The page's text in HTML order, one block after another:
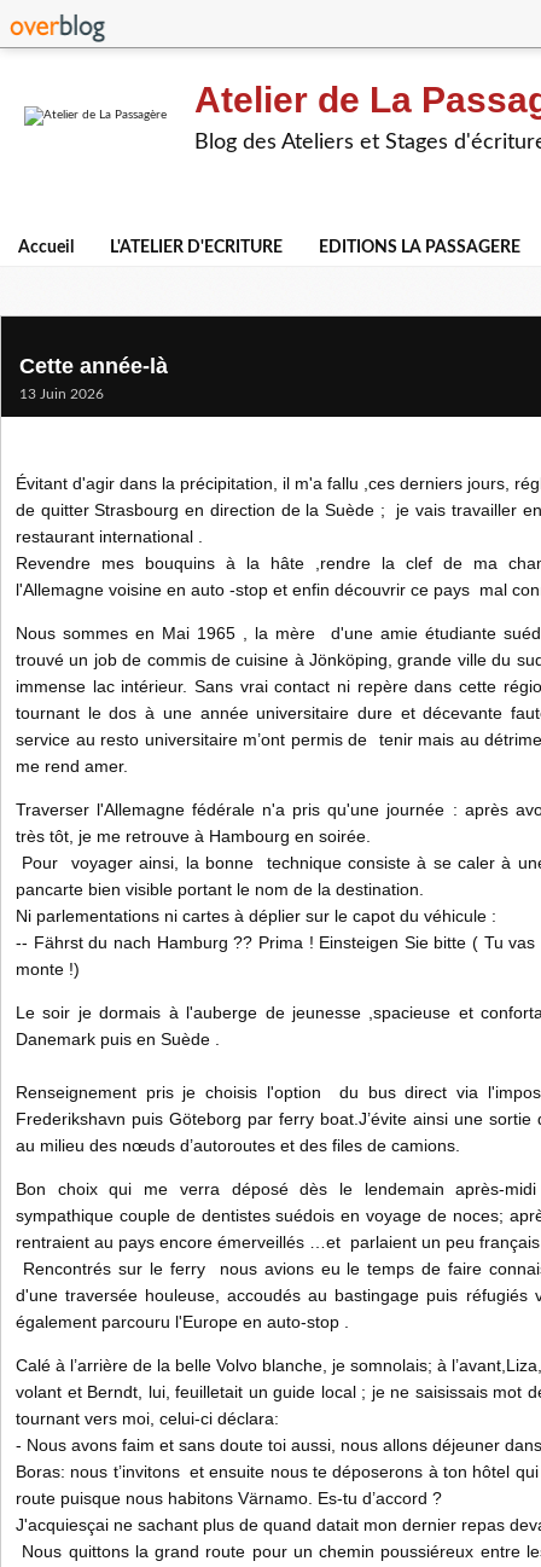
Atelier de La
Blog des Ateliers et Stages
Accueil L'ATELIER D'ECRITURE EDITIONS LA PASSAGERE
Cette année-là
13 Juin 2026
Évitant d'agir dans la précipitation, il m'a fallu ,ces derniers jours,
de quitter Strasbourg en direction de la Suède ; je vais travailler
restaurant international .
Revendre mes bouquins à la hâte ,rendre la clef de ma
l'Allemagne voisine en auto -stop et enfin découvrir ce pays mal
Nous sommes en Mai 1965 , la mère d'une amie étudiante
trouvé un job de commis de cuisine à Jönköping, grande ville du
immense lac intérieur. Sans vrai contact ni repère dans cette
tournant le dos à une année universitaire dure et décevante
service au resto universitaire m’ont permis de tenir mais au
me rend amer.
Traverser l'Allemagne fédérale n'a pris qu'une journée : après
très tôt, je me retrouve à Hambourg en soirée.
Pour voyager ainsi, la bonne technique consiste à se caler à
pancarte bien visible portant le nom de la destination.
Ni parlementations ni cartes à déplier sur le capot du véhicule :
-- Fährst du nach Hamburg ?? Prima ! Einsteigen Sie bitte ( Tu
monte !)
Le soir je dormais à l'auberge de jeunesse ,spacieuse et
Danemark puis en Suède .
Renseignement pris je choisis l'option du bus direct via
Frederikshavn puis Göteborg par ferry boat.J’évite ainsi une sortie
au milieu des nœuds d’autoroutes et des files de camions.
Bon choix qui me verra déposé dès le lendemain après-
sympathique couple de dentistes suédois en voyage de noces;
rentraient au pays encore émerveillés …et parlaient un peu
Rencontrés sur le ferry nous avions eu le temps de faire
d'une traversée houleuse, accoudés au bastingage puis réfugiés
également parcouru l'Europe en auto-stop .
Calé à l’arrière de la belle Volvo blanche, je somnolais; à
volant et Berndt, lui, feuilletait un guide local ; je ne saisissais mot
tournant vers moi, celui-ci déclara:
- Nous avons faim et sans doute toi aussi, nous allons déjeuner
Boras: nous t’invitons et ensuite nous te déposerons à ton hôtel
route puisque nous habitons Värnamo. Es-tu d’accord ?
J'acquiesçai ne sachant plus de quand datait mon dernier repas
Nous quittons la grand route pour un chemin poussiéreux entre